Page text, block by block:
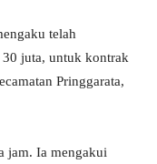
telah
30 juta, untuk kontrak
Pringgarata,
jam. Ia mengakui